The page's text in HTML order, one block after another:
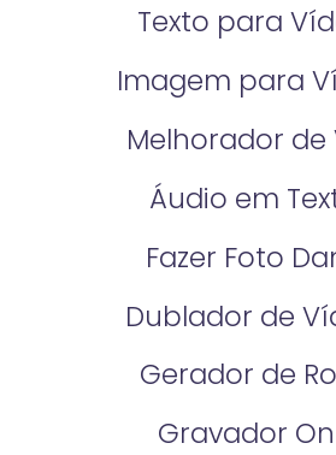
Texto para
Imagem para
Melhorador de
Áudio em
Fazer Foto
Dublador de
Gerador de
Gravador